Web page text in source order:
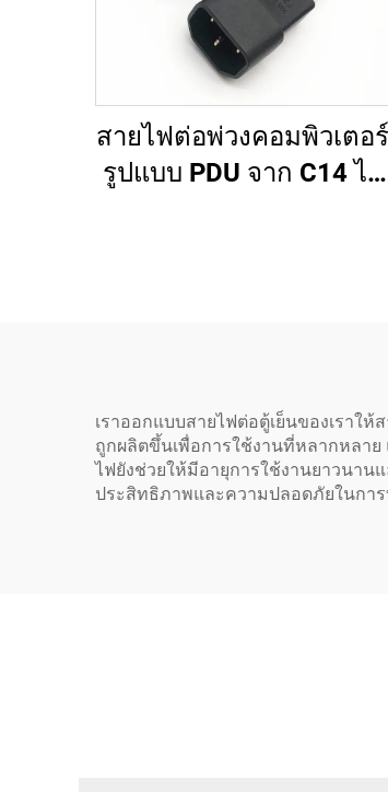
สายไฟต่อพ่วงคอมพิวเตอร์
รูปแบบ PDU จาก C14 ไป
เราออกแบบสายไฟต่อตู้เย็นของเราใ
ถูกผลิตขึ้นเพื่อการใช้งานที่หลากหลา
ไฟยังช่วยให้มีอายุการใช้งานยาวนาน
ประสิทธิภาพและความปลอดภัยในการ